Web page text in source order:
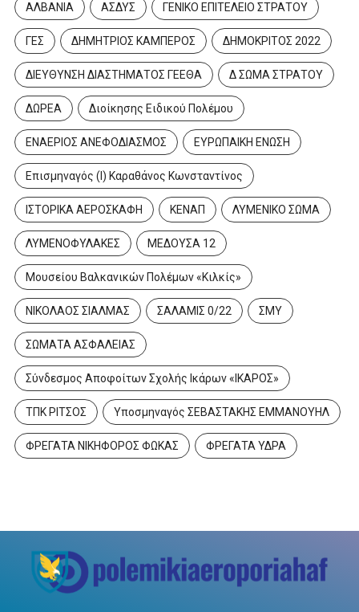
ΑΛΒΑΝΙΑ ΑΣΔΥΣ ΓΕΝΙΚΟ ΕΠΙΤΕΛΕΙΟ ΣΤΡΑΤΟΥ
ΓΕΣ ΔΗΜΗΤΡΙΟΣ ΚΑΜΠΕΡΟΣ ΔΗΜΟΚΡΙΤΟΣ 2022
ΔΙΕΥΘΥΝΣΗ ΔΙΑΣΤΗΜΑΤΟΣ ΓΕΕΘΑ Δ ΣΩΜΑ ΣΤΡΑΤΟΥ
ΔΩΡΕΑ Διοίκησης Ειδικού Πολέμου
ΕΝΑΕΡΙΟΣ ΑΝΕΦΟΔΙΑΣΜΟΣ ΕΥΡΩΠΑΙΚΗ ΕΝΩΣΗ
Επισμηναγός (Ι) Καραθάνος Κωνσταντίνος
ΙΣΤΟΡΙΚΑ ΑΕΡΟΣΚΑΦΗ ΚΕΝΑΠ ΛΥΜΕΝΙΚΟ ΣΩΜΑ
ΛΥΜΕΝΟΦΥΛΑΚΕΣ ΜΕΔΟΥΣΑ 12
Μουσείου Βαλκανικών Πολέμων «Κιλκίς»
ΝΙΚΟΛΑΟΣ ΣΙΑΛΜΑΣ ΣΑΛΑΜΙΣ 0/22 ΣΜΥ
ΣΩΜΑΤΑ ΑΣΦΑΛΕΙΑΣ
Σύνδεσμος Αποφοίτων Σχολής Ικάρων «ΙΚΑΡΟΣ»
ΤΠΚ ΡΙΤΣΟΣ Υποσμηναγός ΣΕΒΑΣΤΑΚΗΣ ΕΜΜΑΝΟΥΗΛ
ΦΡΕΓΑΤΑ ΝΙΚΗΦΟΡΟΣ ΦΩΚΑΣ ΦΡΕΓΑΤΑ ΥΔΡΑ